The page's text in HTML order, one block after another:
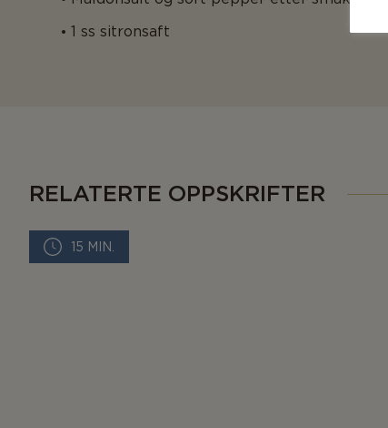
1 ss sitronsaft
RELATERTE OPPSKRIFTER
15 MIN.